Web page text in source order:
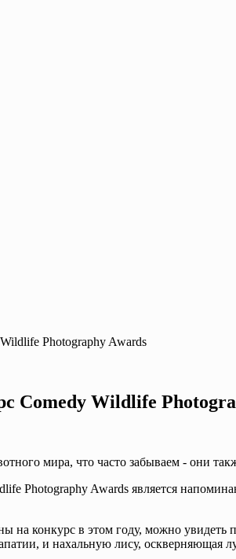
Photography Awards
Comedy Wildlife
мира, что часто забываем - они
Photography Awards является
на конкурс в этом году, можно
и нахальную лису, оскверняющая